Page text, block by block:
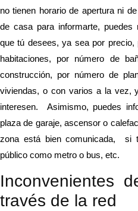
no tienen horario de apertura ni
de casa para informarte, puedes
que tú desees, ya sea por
habitaciones, por número de
construcción, por número de
viviendas, o con varios a la vez,
interesen. Asimismo, puedes
plaza de garaje, ascensor o
zona está bien comunicada, si
público como metro o bus, etc.
Inconvenientes
través de la red